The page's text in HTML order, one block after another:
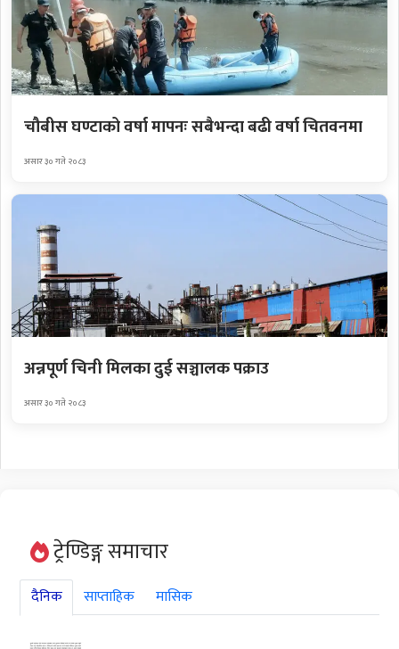
चौबीस घण्टाको वर्षा मापनः सबैभन्दा बढी वर्षा चितवनमा
असार ३० गते २०८३
अन्नपूर्ण चिनी मिलका दुई सञ्चालक पक्राउ
असार ३० गते २०८३
ट्रेण्डिङ्ग समाचार
दैनिक साप्ताहिक मासिक